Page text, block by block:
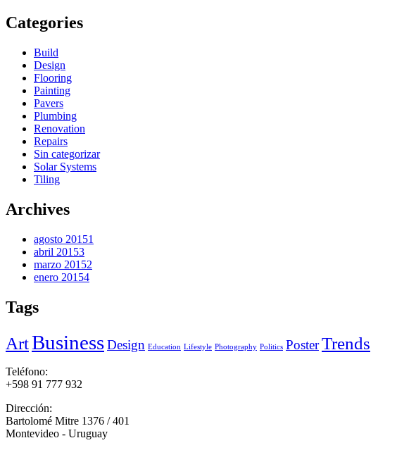
Categories
Build
Design
Flooring
Painting
Pavers
Plumbing
Renovation
Repairs
Sin categorizar
Solar Systems
Tiling
Archives
agosto 20151
abril 20153
marzo 20152
enero 20154
Tags
ArtBusinessDesign Education Lifestyle Photography Politics PosterTrends
Teléfono:
+598 91 777 932
Dirección:
Bartolomé Mitre 1376 / 401
Montevideo - Uruguay